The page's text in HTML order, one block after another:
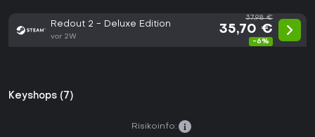
Redout 2 - Deluxe Edition
vor 2W
37,98 €
35,70 €
-6%
Keyshops (7)
Risikoinfo: